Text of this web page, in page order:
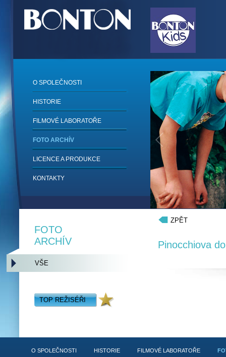
1/6
O SPOLEČNOSTI
HISTORIE
FILMOVÉ LABORATOŘE
FOTO ARCHÍV
LICENCE A PRODUKCE
KONTAKTY
ZPĚT
Pinocchiova
FOTO
ARCHÍV
VŠE
TOP REŽISÉŘI
O SPOLEČNOSTI HISTORIE FILMOVÉ LABORATOŘE